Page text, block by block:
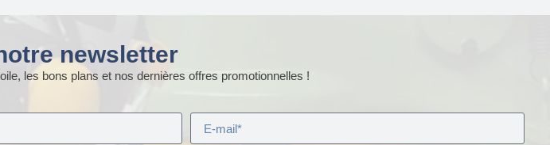
newsletter
les bons plans et nos dernières offres promotionnelles !